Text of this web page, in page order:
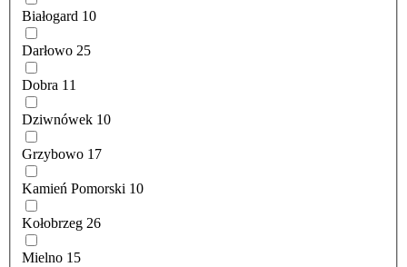
Białogard 10
Darłowo 25
Dobra 11
Dziwnówek 10
Grzybowo 17
Kamień Pomorski 10
Kołobrzeg 26
Mielno 15